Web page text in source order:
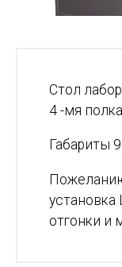
Стол
4 -мя
Габариты
отгонки и